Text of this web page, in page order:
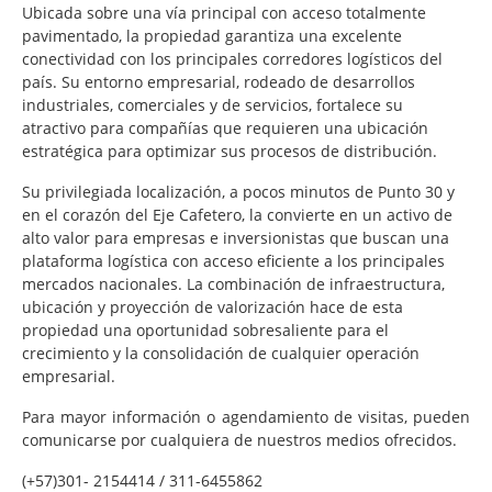
Ubicada sobre una vía principal con acceso totalmente
pavimentado, la propiedad garantiza una excelente
conectividad con los principales corredores logísticos del
país. Su entorno empresarial, rodeado de desarrollos
industriales, comerciales y de servicios, fortalece su
atractivo para compañías que requieren una ubicación
estratégica para optimizar sus procesos de distribución.
Su privilegiada localización, a pocos minutos de Punto 30 y
en el corazón del Eje Cafetero, la convierte en un activo de
alto valor para empresas e inversionistas que buscan una
plataforma logística con acceso eficiente a los principales
mercados nacionales. La combinación de infraestructura,
ubicación y proyección de valorización hace de esta
propiedad una oportunidad sobresaliente para el
crecimiento y la consolidación de cualquier operación
empresarial.
Para mayor información o agendamiento de visitas, pueden
comunicarse por cualquiera de nuestros medios ofrecidos.
(+57)301- 2154414 / 311-6455862